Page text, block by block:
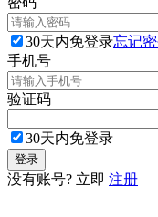
30天内免登录忘记
手机号
验证码
30天内免登录
没有账号? 立即 注册